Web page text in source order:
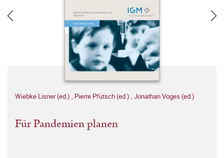
Wiebke Lisner (ed.) , Pierre Pfütsch (ed.) , Jonathan Voges (ed.)
Für Pandemien planen